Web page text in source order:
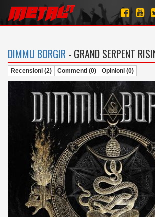
DIMMU BORGIR - GRAND SERPENT
Recensioni (2) Commenti (0) Opinioni (0)